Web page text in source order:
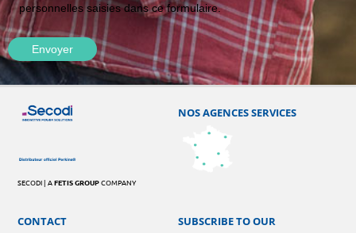
personnelles saisies dans ce formulaire.
SECODI | AFETIS GROUPCOMPANY
CONTACT
NOS AGENCES SERVICES
SUBSCRIBE TO OUR